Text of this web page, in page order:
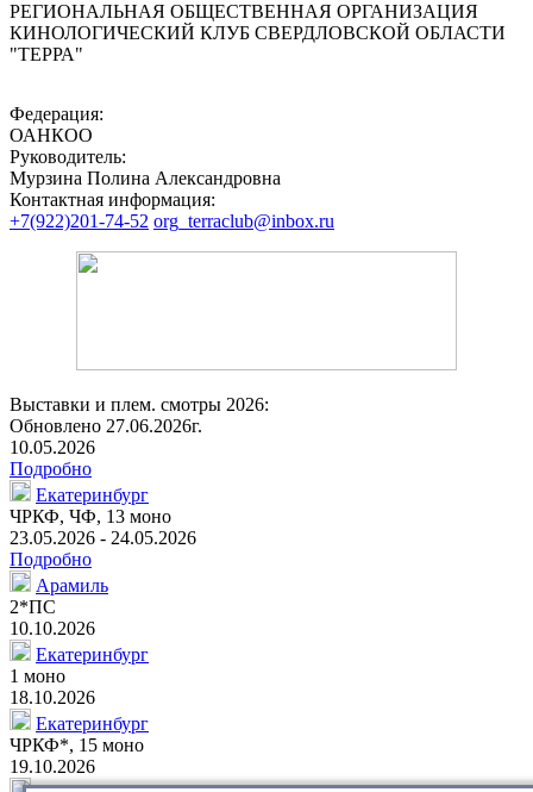
РЕГИОНАЛЬНАЯ ОБЩЕСТВЕННАЯ ОРГАНИЗАЦИЯ
КИНОЛОГИЧЕСКИЙ КЛУБ СВЕРДЛОВСКОЙ ОБЛАСТИ
"ТЕРРА"
Федерация:
ОАНКОО
Руководитель:
Мурзина Полина Александровна
Контактная информация:
+7(922)201-74-52 org_terraclub@inbox.ru
Выставки и плем. смотры 2026:
Обновлено 27.06.2026г.
10.05.2026
Подробно
Екатеринбург
ЧРКФ, ЧФ, 13 моно
23.05.2026 - 24.05.2026
Подробно
Арамиль
2*ПС
10.10.2026
Екатеринбург
1 моно
18.10.2026
Екатеринбург
ЧРКФ*, 15 моно
19.10.2026